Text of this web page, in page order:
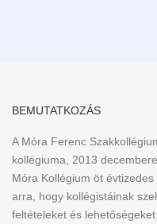
BEMUTATKOZÁS
A Móra Ferenc
kollégiuma, 2013
Móra Kollégium öt
arra, hogy kollégistáinak
feltételeket és